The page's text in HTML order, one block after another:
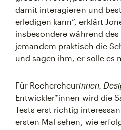
damit interagieren und
erledigen kann“, erklärt
insbesondere während
jemandem praktisch die
und sagen ihm, er solle es
Für Rechercheurinnen,
Entwickler*innen wird die
Tests erst richtig
ersten Mal sehen, wie